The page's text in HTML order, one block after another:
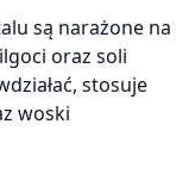
są narażone na
oraz soli
stosuje
woski